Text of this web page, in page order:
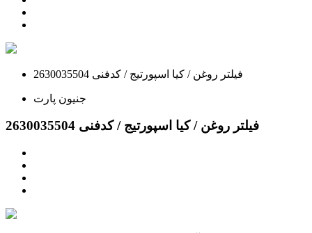
فیلتر روغن / کیا اسپورتیج / کدفنی 2630035504
جنیون پارت
فیلتر روغن / کیا اسپورتیج / کدفنی 2630035504